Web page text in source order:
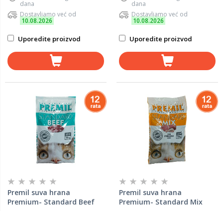
dana
Dostavljamo već od
10.08.2026
Uporedite proizvod
dana
Dostavljamo već od
10.08.2026
Uporedite proizvod
Premil suva hrana
Premium- Standard Beef
Premil suva hrana
Premium- Standard Mix